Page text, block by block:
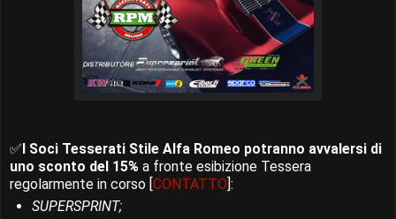
✅ I Soci Tesserati Stile Alfa Romeo potranno avvalersi di
uno sconto del 15% a fronte esibizione Tessera
regolarmente in corso [ CONTATTO ]:
SUPERSPRINT;